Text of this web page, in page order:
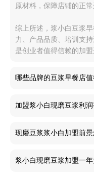
原材料，保障店铺的正常
综上所述，浆小白豆浆
力、产品品质、培训支
是创业者值得信赖的加盟
哪些品牌的豆浆早餐店值
加盟浆小白现磨豆浆利润
现磨豆浆浆小白加盟前景
浆小白现磨豆浆加盟一